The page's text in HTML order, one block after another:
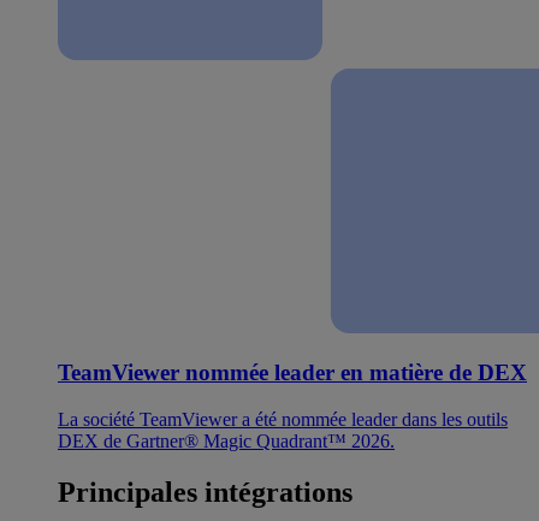
TeamViewer nommée leader en matière de DEX
La société TeamViewer a été nommée leader dans les outils
DEX de Gartner® Magic Quadrant™ 2026.
Principales intégrations